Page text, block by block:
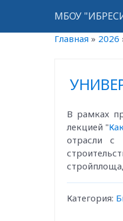
МБОУ
Главная » 2026
В рамках
лекцией "
отрасли с
Категория: